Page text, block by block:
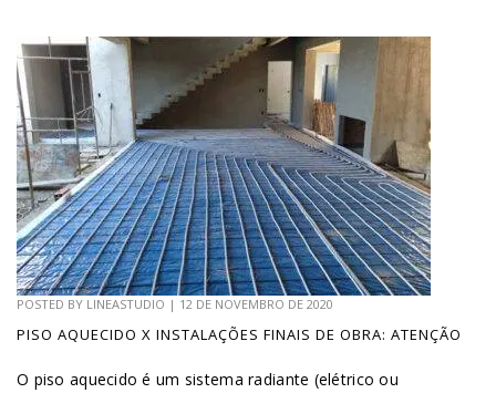
POSTED BY LINEASTUDIO | 12 DE NOVEMBRO DE 2020
PISO AQUECIDO X INSTALAÇÕES FINAIS DE OBRA: ATENÇÃO
O piso aquecido é um sistema radiante (elétrico ou